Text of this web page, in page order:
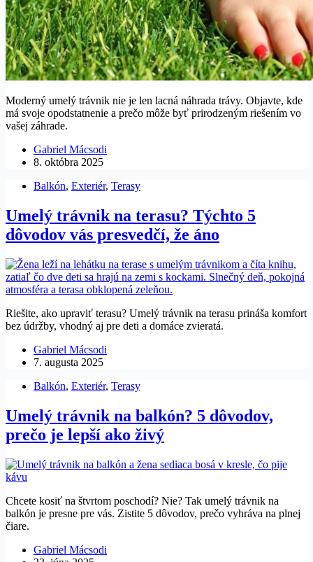
Moderný umelý trávnik nie je len lacná náhrada trávy. Objavte, kde
má svoje opodstatnenie a prečo môže byť prirodzeným riešením vo
vašej záhrade.
Gabriel Mácsodi
8. októbra 2025
Balkón, Exteriér, Terasy
Umelý trávnik na terasu? Týchto 5
dôvodov vás presvedčí, že áno
Riešite, ako upraviť terasu? Umelý trávnik na terasu prináša komfort
bez údržby, vhodný aj pre deti a domáce zvieratá.
Gabriel Mácsodi
7. augusta 2025
Balkón, Exteriér, Terasy
Umelý trávnik na balkón? 5 dôvodov,
prečo je lepší ako živý
Chcete kosiť na štvrtom poschodí? Nie? Tak umelý trávnik na
balkón je presne pre vás. Zistite 5 dôvodov, prečo vyhráva na plnej
čiare.
Gabriel Mácsodi